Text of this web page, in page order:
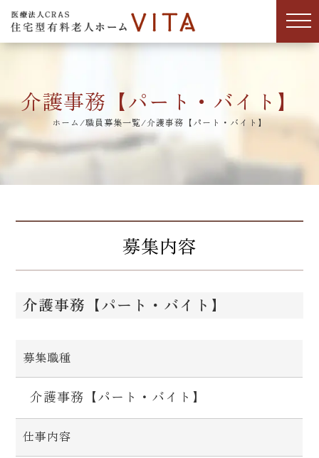
介護事務【パート・バイト】
ホーム /職員募集一覧/介護事務【パート・バイト】
募集内容
介護事務【パート・バイト】
募集職種
介護事務【パート・バイト】
仕事内容